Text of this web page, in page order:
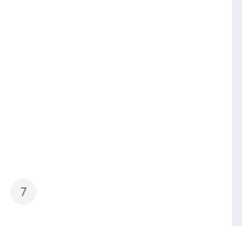
7